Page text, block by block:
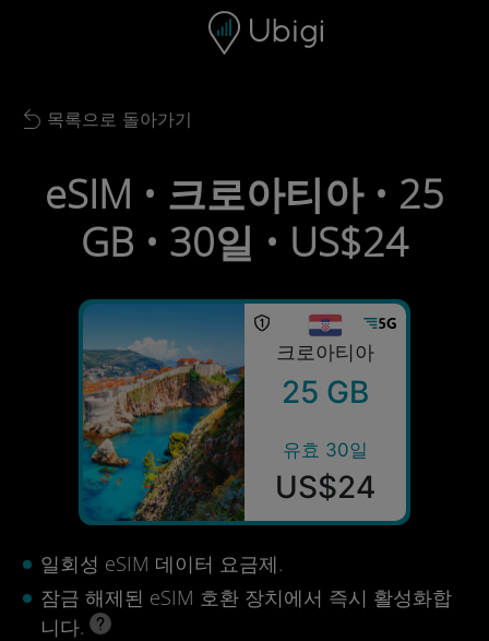
내비게이션 바 하단
Back to list
목록으로 돌아가기
eSIM • 크로아티아 • 25
GB • 30일 • US$24
크로아티아
25 GB
유효 30일
US$24
일회성 eSIM 데이터 요금제.
잠금 해제된 eSIM 호환 장치에서 즉시 활성화합
니다.